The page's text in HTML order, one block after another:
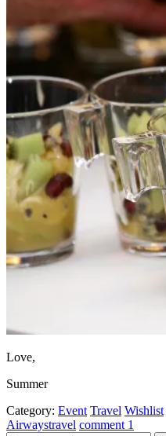
Love,
Summer
Category: Event Travel Wishlist
Airwaystravel comment 1